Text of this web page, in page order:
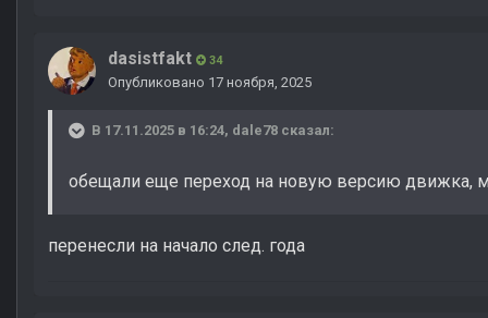
dasistfakt 34
Опубликовано 17 ноября, 2025
В 17.11.2025 в 16:24, dale78 сказал:
обещали еще переход на новую версию движка,
перенесли на начало след. года